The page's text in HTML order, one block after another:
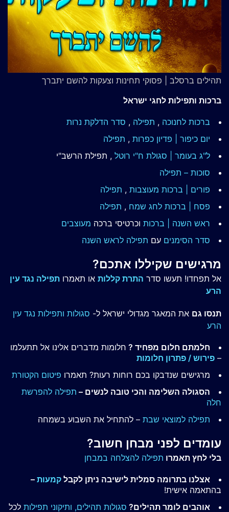
תהילים ברסלב | פסוקי תחינות וצעקות להשם יתברך
ברכות ותפילות לחגי ישראל
ברכות לחנוכה , תפילה , סדר הדלקת נרות
יום כיפור | פדיון כפרות , תפילה
ל"ג בעומר | סגולת ח"י רוטל , תפילת הרשב"י
סוכות – תפילה
פורים | ברכות מעוצבות , תפילה
פסח | ברכות לחג שמח , תפילה
ראש השנה | ברכות וכרטיסי ברכה מעוצבים
סדר הסימנים עם תפילה לראש השנה
מרגישים שקיללו אתכם?
אל תפחדו! תעשו סדר התרת קללות או תאמרו תפילה נגד עין
הרע
תנסו גם את המאגר מגדולי ישראל ל- סגולות ותפילות נגד עין
הרע
חלמתם חלום מפחיד ? חלומות מדברים אלינו אל תתעלמו
– פירוש / פתרון חלומות
מרגישים שנדבקו בכם רוחות רעות? תאמרו פיטום הקטורת
הסגולה השלימה והכי טובה לנשים – תפילה להפרשת
חלה
תפילה למוצאי שבת – להתחיל את השבוע בשמחה
עומדים לפני מבחן חשוב?
בלי לחץ תאמרו תפילה להצלחה במבחן
אצלנו בתרומה סמלית לישיבה ניתן לקבל קמעות –
בהתאמה אישית!
אוהבים לומר תהילים? סגולות תהילים, ותיקוני תפילות לכל